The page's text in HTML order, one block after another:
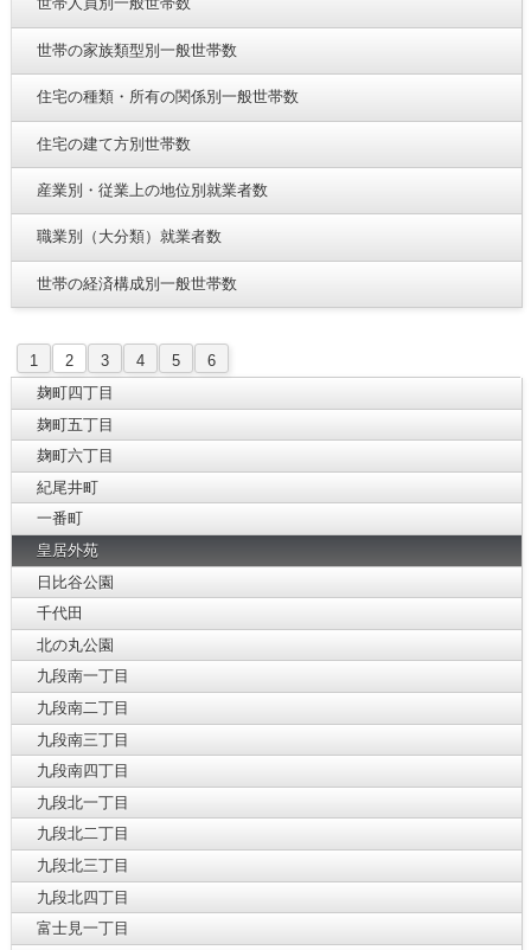
世帯の家族類型別一般世帯数
住宅の種類・所有の関係別一般世帯数
住宅の建て方別世帯数
産業別・従業上の地位別就業者数
職業別（大分類）就業者数
世帯の経済構成別一般世帯数
1 2 3 4 5
6
麹町四丁目
麹町五丁目
麹町六丁目
紀尾井町
一番町
皇居外苑
日比谷公園
千代田
北の丸公園
九段南一丁目
九段南二丁目
九段南三丁目
九段南四丁目
九段北一丁目
九段北二丁目
九段北三丁目
九段北四丁目
富士見一丁目